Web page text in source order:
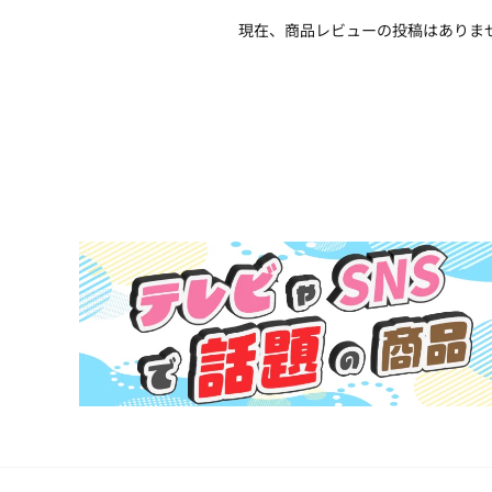
現在、商品レビューの投稿はありま